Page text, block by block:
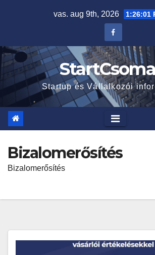
vas. aug 9th, 2026 1:26:02
Startup és Vállalkozói
Bizalomerősítés
Bizalomerősítés